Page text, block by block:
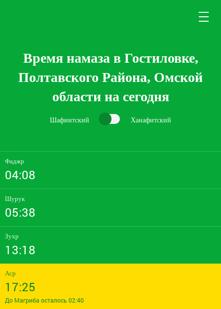
Время намаза в Гостиловке,
Полтавского Района, Омской
области на сегодня
Шафиитский Ханафитский
Фаджр
04:08
Шурук
05:38
Зухр
13:18
Аср
17:25
До Магриба осталось 02:40